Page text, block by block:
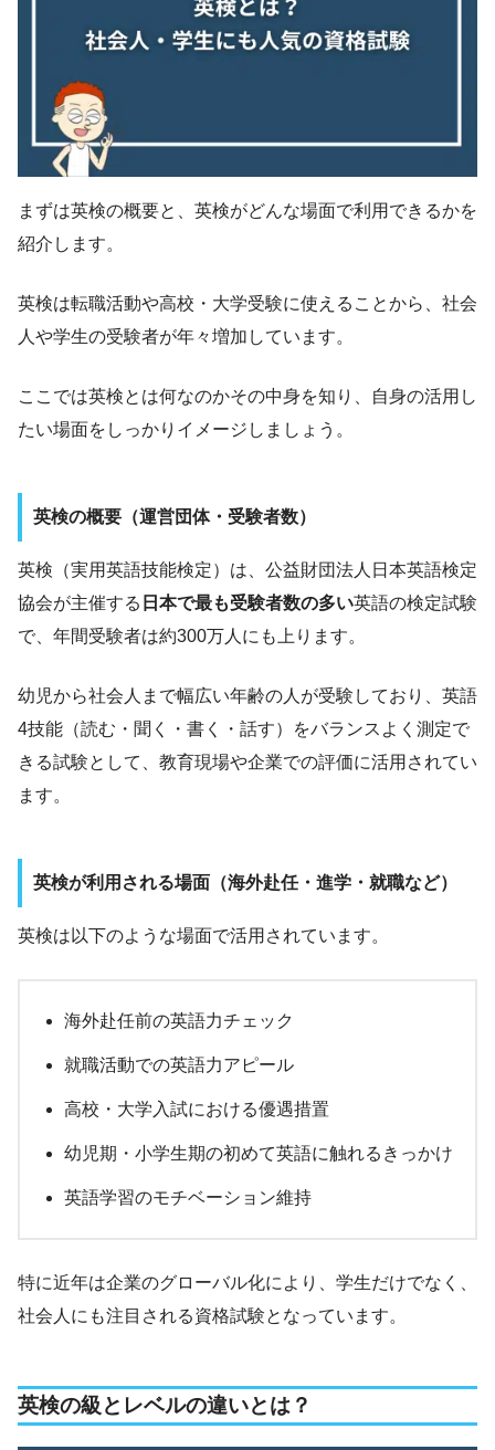
まずは英検の概要と、英検がどんな場面で利用できるかを
紹介します。
英検は転職活動や高校・大学受験に使えることから、社会
人や学生の受験者が年々増加しています。
ここでは英検とは何なのかその中身を知り、自身の活用し
たい場面をしっかりイメージしましょう。
英検の概要（運営団体・受験者数）
英検（実用英語技能検定）は、公益財団法人日本英語検定
協会が主催する 日本で最も受験者数の多い英語の検定試験
で、年間受験者は約300万人にも上ります。
幼児から社会人まで幅広い年齢の人が受験しており、英語
4技能（読む・聞く・書く・話す）をバランスよく測定で
きる試験として、教育現場や企業での評価に活用されてい
ます。
英検が利用される場面（海外赴任・進学・就職など）
英検は以下のような場面で活用されています。
海外赴任前の英語力チェック
就職活動での英語力アピール
高校・大学入試における優遇措置
幼児期・小学生期の初めて英語に触れるきっかけ
英語学習のモチベーション維持
特に近年は企業のグローバル化により、学生だけでなく、
社会人にも注目される資格試験となっています。
英検の級とレベルの違いとは？